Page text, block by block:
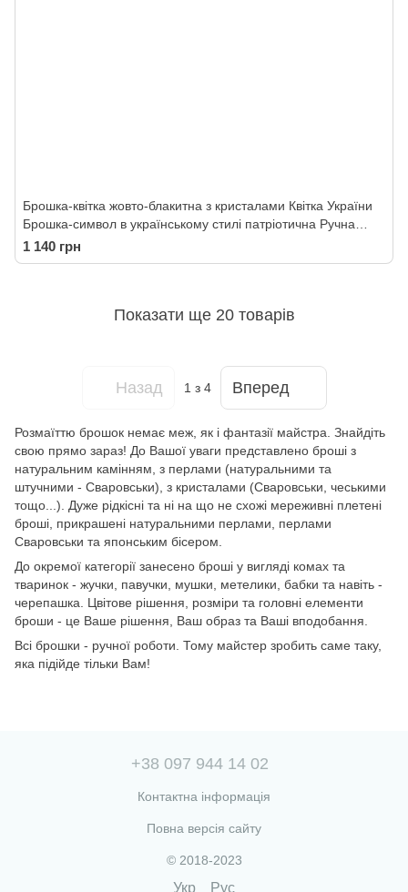
Брошка-квітка жовто-блакитна з кристалами Квітка України
Брошка-символ в українському стилі патріотична Ручна
робота
1 140 грн
Показати ще 20 товарів
Назад 1 з 4 Вперед
Розмаїттю брошок немає меж, як і фантазії майстра. Знайдіть
свою прямо зараз! До Вашої уваги представлено броші з
натуральним камінням, з перлами (натуральними та
штучними - Сваровськи), з кристалами (Сваровськи, чеськими
тощо...). Дуже рідкісні та ні на що не схожі мереживні плетені
броші, прикрашені натуральними перлами, перлами
Сваровськи та японським бісером.
До окремої категорії занесено броші у вигляді комах та
тваринок - жучки, павучки, мушки, метелики, бабки та навіть -
черепашка. Цвітове рішення, розміри та головні елементи
броши - це Ваше рішення, Ваш образ та Ваші вподобання.
Всі брошки - ручної роботи. Тому майстер зробить саме таку,
яка підійде тільки Вам!
+38 097 944 14 02
Контактна інформація
Повна версія сайту
© 2018-2023
Укр Рус